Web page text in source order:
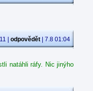
| odpovědět | 7.8 01:04
natáhli ráfy. Nic jinýho